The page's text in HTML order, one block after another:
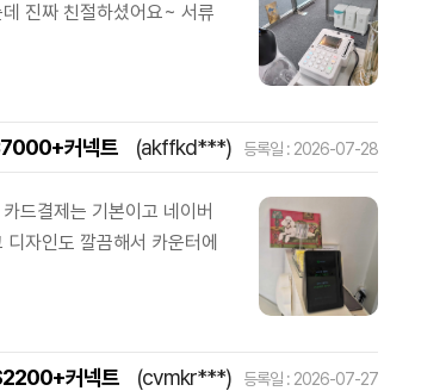
진짜 친절하셨어요~ 서류
커넥트 (akffkd***) 등록일 : 2026-07-28
드결제는 기본이고 네이버
자인도 깔끔해서 카운터에
커넥트 (cvmkr***) 등록일 : 2026-07-27